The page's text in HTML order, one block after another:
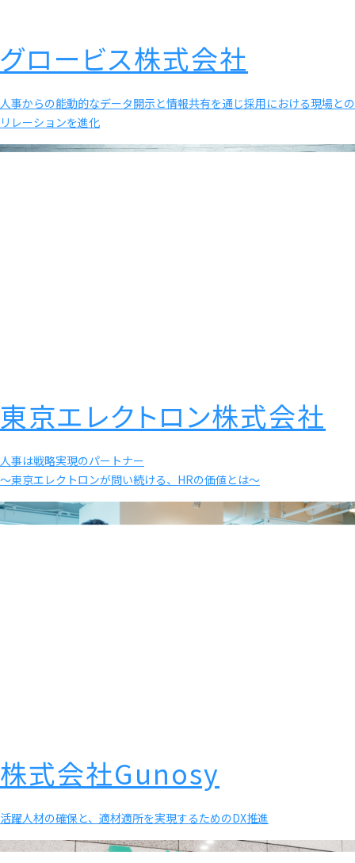
グロービス株式会社
人事からの能動的なデータ開示と情報共有を通じ採用における現場との
リレーションを進化
東京エレクトロン株式会社
人事は戦略実現のパートナー
〜東京エレクトロンが問い続ける、HRの価値とは〜
株式会社Gunosy
活躍人材の確保と、適材適所を実現するためのDX推進